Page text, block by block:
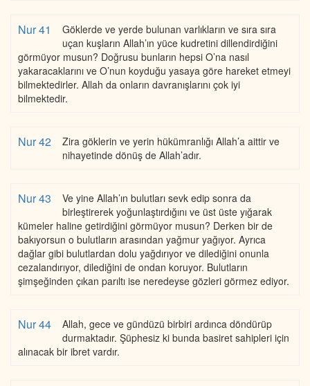
Nur 41
Göklerde ve yerde bulunan varlıkların ve sıra sıra
uçan kuşların Allah’ın yüce kudretini dillendirdiğini
görmüyor musun? Doğrusu bunların hepsi O’na nasıl
yakaracaklarını ve O’nun koyduğu yasaya göre hareket etmeyi
bilmektedirler. Allah da onların davranışlarını çok iyi
bilmektedir.
Nur 42
Zira göklerin ve yerin hükümranlığı Allah’a aittir ve
nihayetinde dönüş de Allah’adır.
Nur 43
Ve yine Allah’ın bulutları sevk edip sonra da
birleştirerek yoğunlaştırdığını ve üst üste yığarak
kümeler haline getirdiğini görmüyor musun? Derken bir de
bakıyorsun o bulutların arasından yağmur yağıyor. Ayrıca
dağlar gibi bulutlardan dolu yağdırıyor ve dilediğini onunla
cezalandırıyor, dilediğini de ondan koruyor. Bulutların
şimşeğinden çıkan parıltı ise neredeyse gözleri görmez ediyor.
Nur 44
Allah, gece ve gündüzü birbiri ardınca döndürüp
durmaktadır. Şüphesiz ki bunda basiret sahipleri için
alınacak bir ibret vardır.